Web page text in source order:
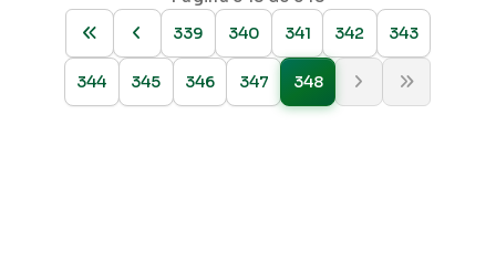
339
340 341 342 343
344 345 346 347 348